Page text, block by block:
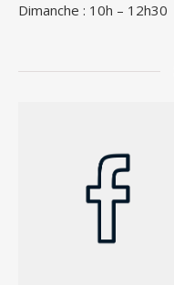
Dimanche : 10h – 12h30